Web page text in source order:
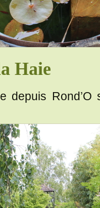
Haie
depuis